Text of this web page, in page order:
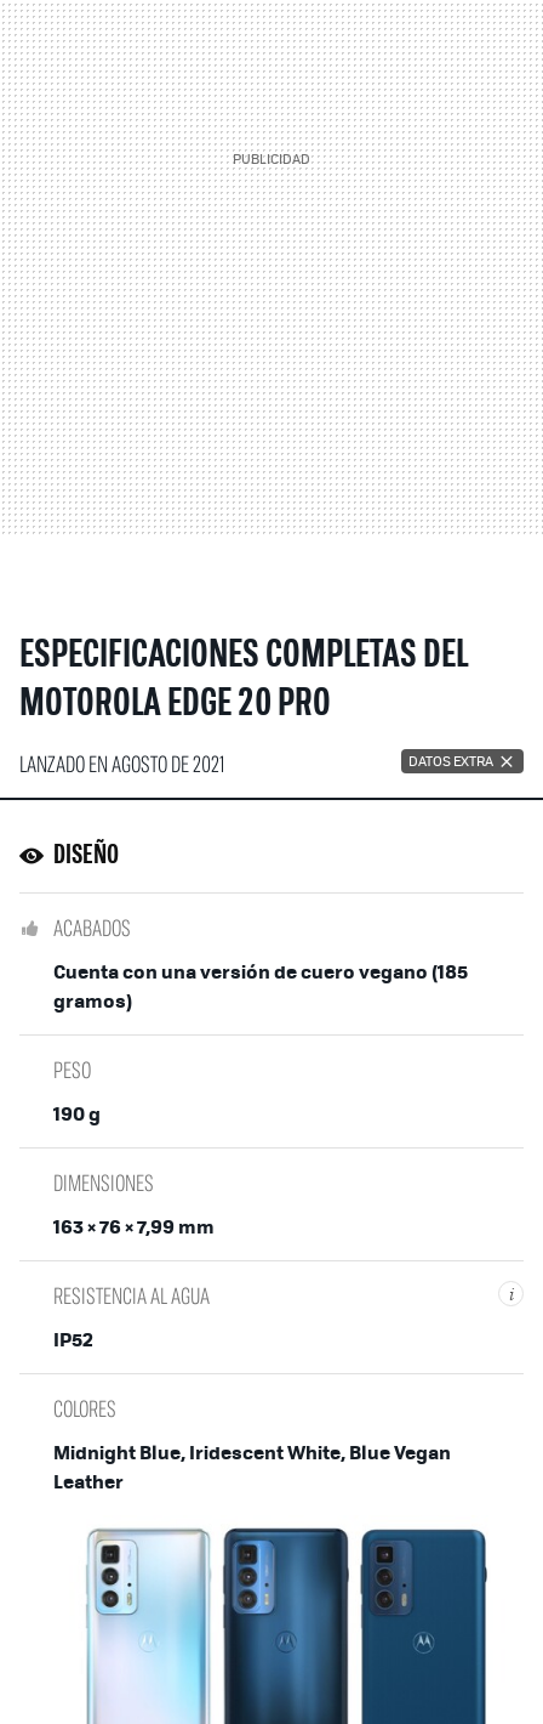
ESPECIFICACIONES COMPLETAS DEL
MOTOROLA EDGE 20 PRO
LANZADO EN AGOSTO DE 2021 DATOS EXTRA
DISEÑO
ACABADOS
Cuenta con una versión de cuero vegano (185
gramos)
PESO
190 g
DIMENSIONES
163 × 76 × 7,99 mm
i
RESISTENCIA AL AGUA
IP52
COLORES
Midnight Blue, Iridescent White, Blue Vegan
Leather